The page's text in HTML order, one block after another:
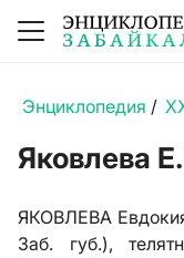
Энциклопедия /
Яковлева
ЯКОВЛЕВА
Заб. губ.),